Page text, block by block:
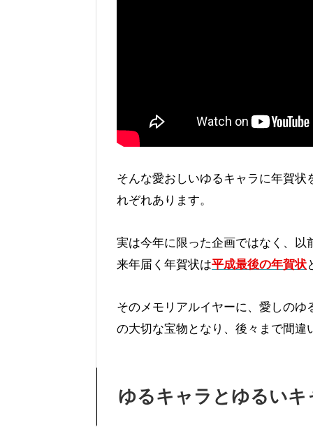
そんな愛おしいゆるキャラに年賀
れぞれあります。
実は今年に限った企画ではなく、
来年届く年賀状は平成最後の年賀状
そのメモリアルイヤーに、愛しの
の大切な宝物となり、後々まで間
ゆるキャラとゆるいキ